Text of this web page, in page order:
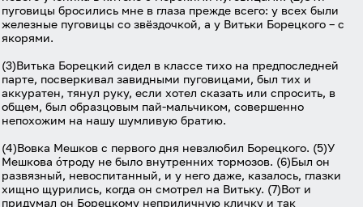
Войти
Войти через Вконтакте
Войти через Яндекс
пуговицы бросились мне в глаза прежде всего: у всех были
железные пуговицы со звёздочкой, а у Витьки Борецкого – с
якорями.
(3)Витька Борецкий сидел в классе тихо на предпоследней
парте, посверкивал завидными пуговицами, был тих и
аккуратен, тянул руку, если хотел сказать или спросить, в
общем, был образцовым пай-мальчиком, совершенно
непохожим на нашу шумливую братию.
(4)Вовка Мешков с первого дня невзлюбил Борецкого. (5)У
Мешкова о́троду не было внутренних тормозов. (6)Был он
развязный, невоспитанный, и у него даже, казалось, глазки
хищно щурились, когда он смотрел на Витьку. (7)Вот и
придумал он Борецкому неприличную кличку и так